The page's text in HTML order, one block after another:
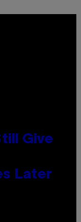
Give
Later